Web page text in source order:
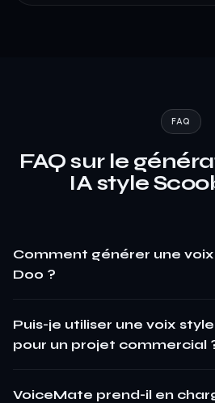
FAQ
FAQ sur le
IA style
Comment générer une
Doo ?
Puis-je utiliser une voix
pour un projet commercial
VoiceMate prend-il en